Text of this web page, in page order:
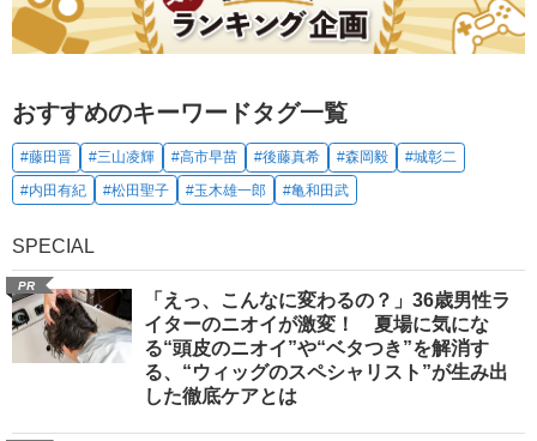
おすすめのキーワードタグ一覧
#藤田晋 #三山凌輝 #高市早苗 #後藤真希 #森岡毅
#城彰二
#内田有紀
#松田聖子 #玉木雄一郎 #亀和田武
SPECIAL
PR
「えっ、こんなに変わるの？」36歳男性ラ
イターのニオイが激変！ 夏場に気にな
る“頭皮のニオイ”や“ベタつき”を解消す
る、“ウィッグのスペシャリスト”が生み出
した徹底ケアとは